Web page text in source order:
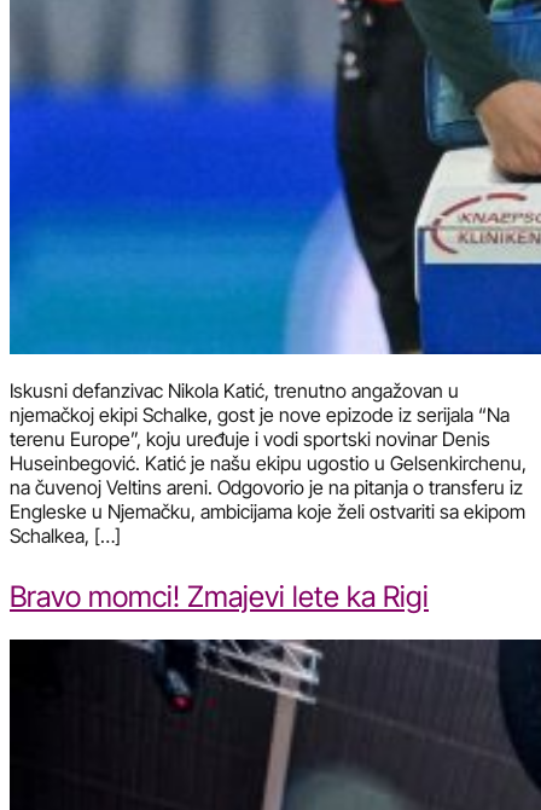
Iskusni defanzivac Nikola Katić, trenutno angažovan u
njemačkoj ekipi Schalke, gost je nove epizode iz serijala “Na
terenu Europe”, koju uređuje i vodi sportski novinar Denis
Huseinbegović. Katić je našu ekipu ugostio u Gelsenkirchenu,
na čuvenoj Veltins areni. Odgovorio je na pitanja o transferu iz
Engleske u Njemačku, ambicijama koje želi ostvariti sa ekipom
Schalkea, […]
Bravo momci! Zmajevi lete ka Rigi